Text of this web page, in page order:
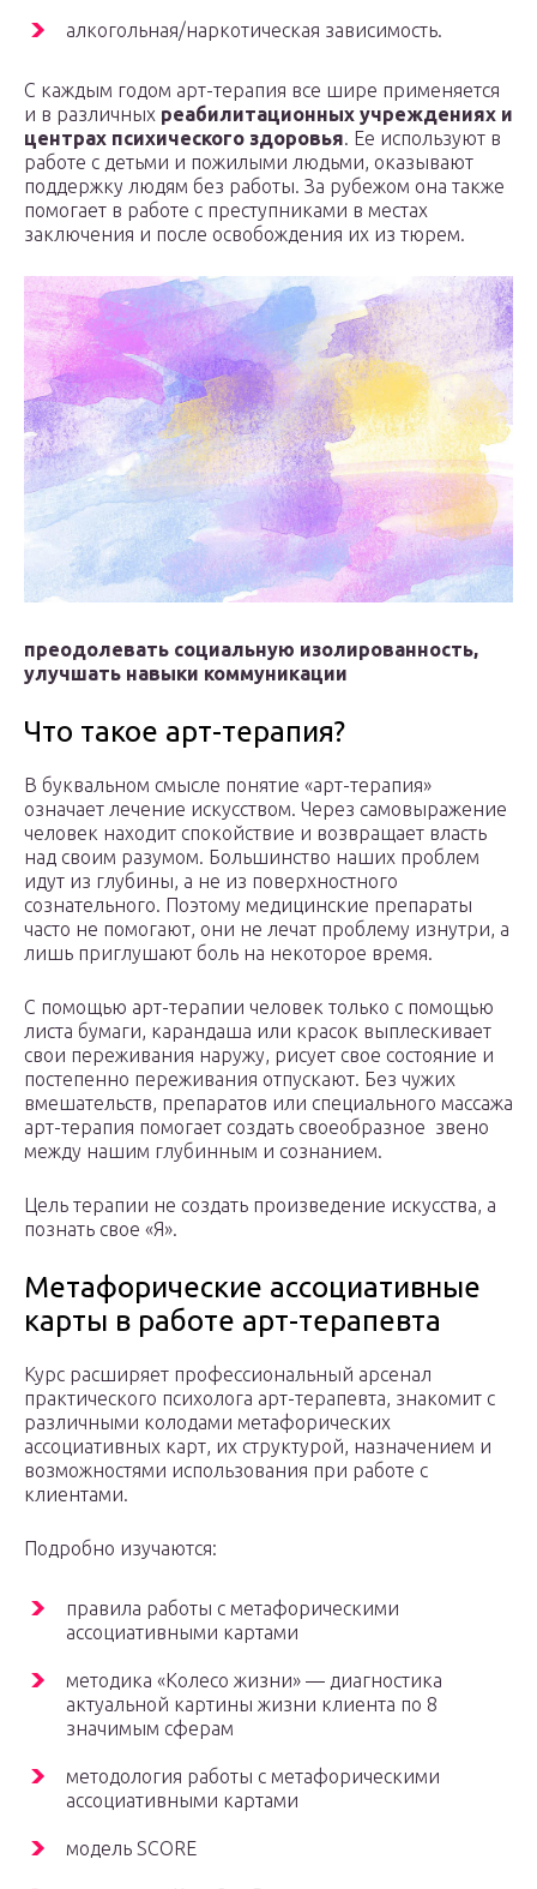
алкогольная/наркотическая зависимость.
С каждым годом арт-терапия все шире применяется
и в различных реабилитационных учреждениях и
центрах психического здоровья. Ее используют в
работе с детьми и пожилыми людьми, оказывают
поддержку людям без работы. За рубежом она также
помогает в работе с преступниками в местах
заключения и после освобождения их из тюрем.
преодолевать социальную изолированность,
улучшать навыки коммуникации
Что такое арт-терапия?
В буквальном смысле понятие «арт-терапия»
означает лечение искусством. Через самовыражение
человек находит спокойствие и возвращает власть
над своим разумом. Большинство наших проблем
идут из глубины, а не из поверхностного
сознательного. Поэтому медицинские препараты
часто не помогают, они не лечат проблему изнутри, а
лишь приглушают боль на некоторое время.
С помощью арт-терапии человек только с помощью
листа бумаги, карандаша или красок выплескивает
свои переживания наружу, рисует свое состояние и
постепенно переживания отпускают. Без чужих
вмешательств, препаратов или специального массажа
арт-терапия помогает создать своеобразное звено
между нашим глубинным и сознанием.
Цель терапии не создать произведение искусства, а
познать свое «Я».
Метафорические ассоциативные
карты в работе арт-терапевта
Курс расширяет профессиональный арсенал
практического психолога арт-терапевта, знакомит с
различными колодами метафорических
ассоциативных карт, их структурой, назначением и
возможностями использования при работе с
клиентами.
Подробно изучаются:
правила работы с метафорическими
ассоциативными картами
методика «Колесо жизни» — диагностика
актуальной картины жизни клиента по 8
значимым сферам
методология работы с метафорическими
ассоциативными картами
модель SCORE